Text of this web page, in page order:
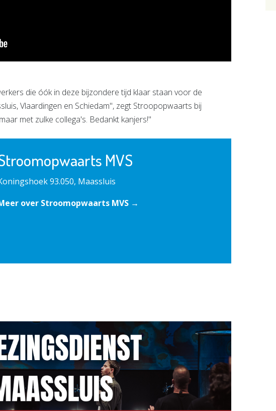
die óók in deze bijzondere tijd klaar staan voor de
Vlaardingen en Schiedam'', zegt Stroopopwaarts bij
met zulke collega's. Bedankt kanjers!''
MVS
93.050, Maassluis
over Stroomopwaarts MVS →